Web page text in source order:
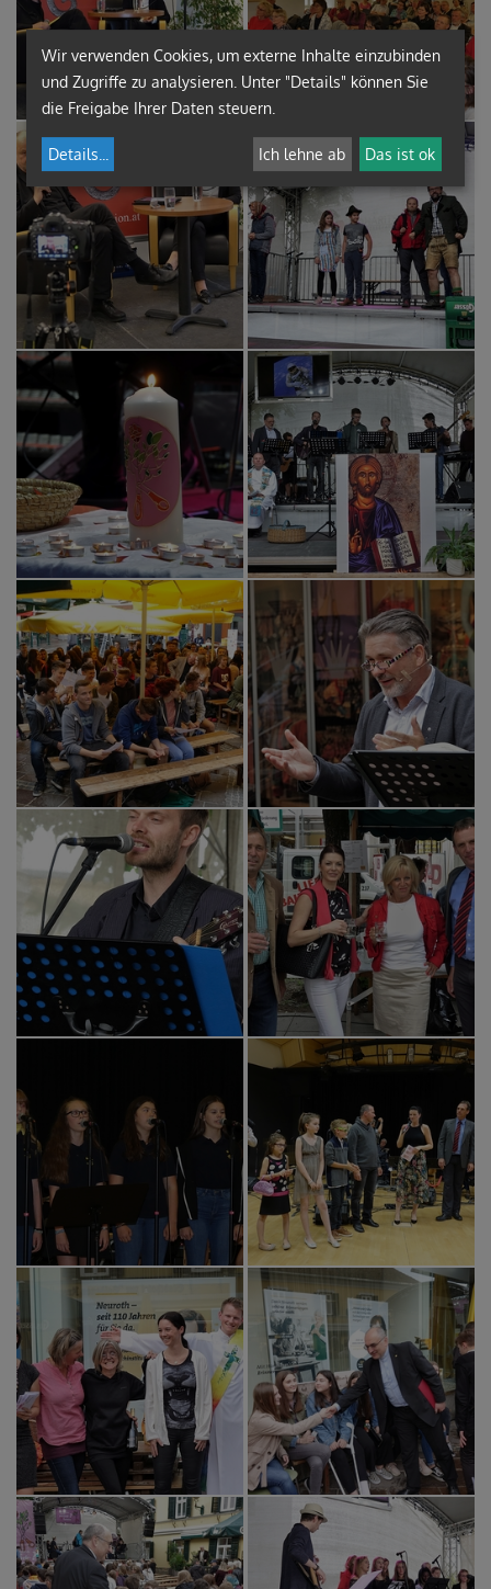
Wir verwenden Cookies, um externe Inhalte einzubinden
und Zugriffe zu analysieren. Unter "Details" können Sie
die Freigabe Ihrer Daten steuern.
Details Ich lehne ab Das ist ok